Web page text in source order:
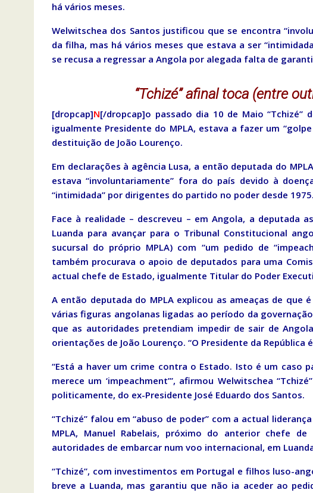
há vários meses.
Welwitschea dos Santos justificou que se encontra
da filha, mas há vários meses que estava a ser
se recusa a regressar a Angola por alegada falta de
“Tchizé” afinal toca (entre
[dropcap]N[/dropcap]o passado dia 10 de Maio
igualmente Presidente do MPLA, estava a fazer um
destituição de João Lourenço.
Em declarações à agência Lusa, a então deputada do
estava “involuntariamente” fora do país devido à
“intimidada” por dirigentes do partido no poder desde 1975.
Face à realidade – descreveu – em Angola, a deputada
Luanda para avançar para o Tribunal Constitucional
sucursal do próprio MPLA) com “um pedido de
também procurava o apoio de deputados para uma
actual chefe de Estado, igualmente Titular do Poder
A então deputada do MPLA explicou as ameaças de que
várias figuras angolanas ligadas ao período da
que as autoridades pretendiam impedir de sair de
orientações de João Lourenço. “O Presidente da
“Está a haver um crime contra o Estado. Isto é um caso
merece um ‘impeachment’”, afirmou Welwitschea
politicamente, do ex-Presidente José Eduardo dos Santos.
“Tchizé” falou em “abuso de poder” com a actual
MPLA, Manuel Rabelais, próximo do anterior chefe
autoridades de embarcar num voo internacional, em
“Tchizé”, com investimentos em Portugal e filhos luso-
breve a Luanda, mas garantiu que não ia aceder ao